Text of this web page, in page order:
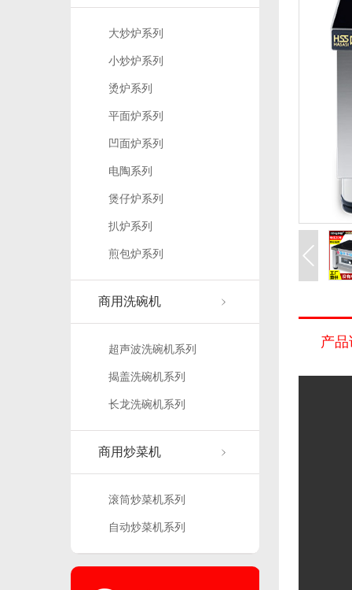
大炒炉系列
小炒炉系列
烫炉系列
平面炉系列
凹面炉系列
电陶系列
煲仔炉系列
扒炉系列
煎包炉系列
商用洗碗机
超声波洗碗机系列
揭盖洗碗机系列
长龙洗碗机系列
商用炒菜机
滚筒炒菜机系列
自动炒菜机系列
产